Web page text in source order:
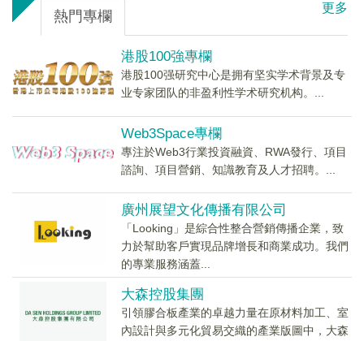
更多
熱門專欄
港股100強專欄
港股100强研究中心是拥有坚实学术背景及专
业专家团队的非盈利性学术研究机构。...
Web3Space專欄
專注於Web3行業投資融資、RWA發行、項目
諮詢、項目營銷、知識教育及人才招聘。...
廣州展望文化傳播有限公司
「Looking」是綜合性整合營銷傳播企業，致
力於幫助客戶實現品牌增長和商業成功。我們
的專業服務涵蓋...
大森控股集團
引領膠合板產業的卓越力量在原材料加工、室
內設計與多元化貿易交織的產業版圖中，大森